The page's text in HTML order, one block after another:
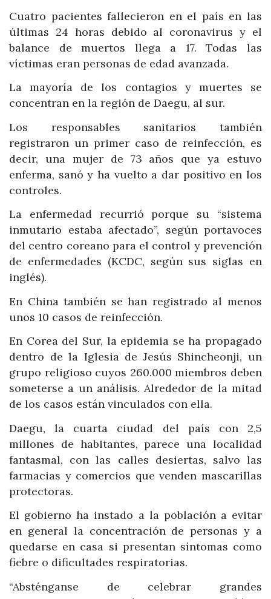
Cuatro pacientes fallecieron en el país en las
últimas 24 horas debido al coronavirus y el
balance de muertos llega a 17. Todas las
víctimas eran personas de edad avanzada.
La mayoría de los contagios y muertes se
concentran en la región de Daegu, al sur.
Los responsables sanitarios también
registraron un primer caso de reinfección, es
decir, una mujer de 73 años que ya estuvo
enferma, sanó y ha vuelto a dar positivo en los
controles.
La enfermedad recurrió porque su “sistema
inmutario estaba afectado”, según portavoces
del centro coreano para el control y prevención
de enfermedades (KCDC, según sus siglas en
inglés).
En China también se han registrado al menos
unos 10 casos de reinfección.
En Corea del Sur, la epidemia se ha propagado
dentro de la Iglesia de Jesús Shincheonji, un
grupo religioso cuyos 260.000 miembros deben
someterse a un análisis. Alrededor de la mitad
de los casos están vinculados con ella.
Daegu, la cuarta ciudad del país con 2,5
millones de habitantes, parece una localidad
fantasmal, con las calles desiertas, salvo las
farmacias y comercios que venden mascarillas
protectoras.
El gobierno ha instado a la población a evitar
en general la concentración de personas y a
quedarse en casa si presentan síntomas como
fiebre o dificultades respiratorias.
“Absténganse de celebrar grandes